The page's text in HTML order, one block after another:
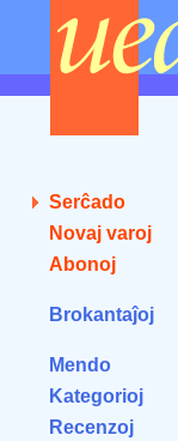
Serĉado
Novaj varoj
Abonoj
Brokantaĵoj
Mendo
Kategorioj
Recenzoj